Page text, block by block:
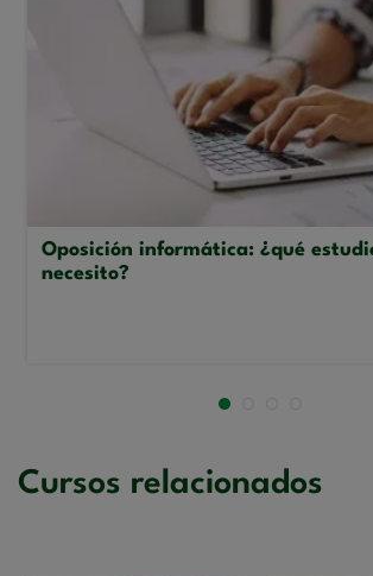
Oposición informática: ¿qué
necesito?
Cursos relacionados